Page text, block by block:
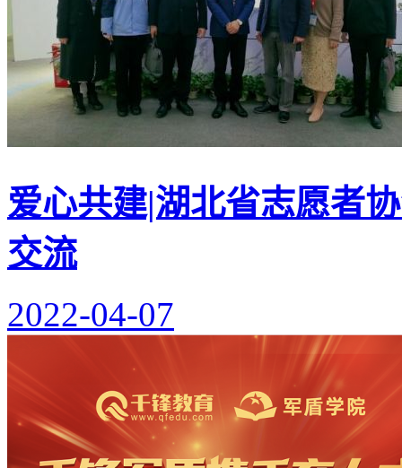
爱心共建|湖北省志愿者
交流
2022-04-07